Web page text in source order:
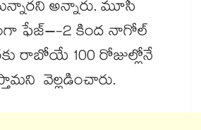
అన్నారు. మూసీ
ఫేజ్–-2 కింద నాగోల్
రాబోయే 100 రోజుల్లోనే
వెల్లడించారు.